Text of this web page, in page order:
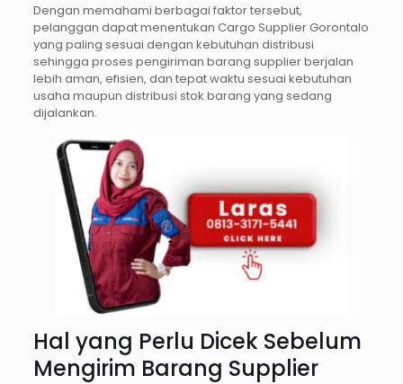
Dengan memahami berbagai faktor tersebut,
pelanggan dapat menentukan Cargo Supplier Gorontalo
yang paling sesuai dengan kebutuhan distribusi
sehingga proses pengiriman barang supplier berjalan
lebih aman, efisien, dan tepat waktu sesuai kebutuhan
usaha maupun distribusi stok barang yang sedang
dijalankan.
Hal yang Perlu Dicek Sebelum
Mengirim Barang Supplier